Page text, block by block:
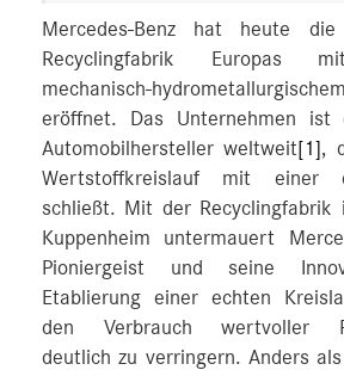
Mercedes-Benz hat heute
Recyclingfabrik Europas
mechanisch-
eröffnet. Das Unternehmen
Automobilhersteller weltweit[1],
Wertstoffkreislauf mit einer
schließt. Mit der Recyclingfabrik
Kuppenheim untermauert
Pioniergeist und seine
Etablierung einer echten
den Verbrauch wertvoller
deutlich zu verringern. Anders